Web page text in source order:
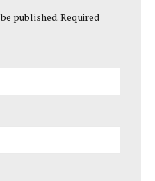
published.Required